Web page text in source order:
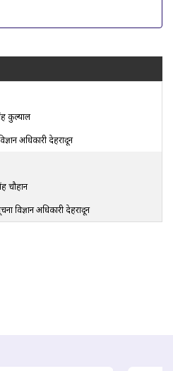
कुल्याल
अधिकारी देहरादून
चौहान
विज्ञान अधिकारी देहरादून